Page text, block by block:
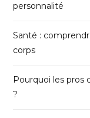
personnalité
Santé :
corps
Pourquoi les pros
?